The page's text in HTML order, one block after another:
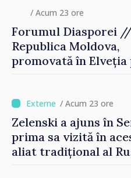
/ Acum 23 ore
Forumul Diasporei
Republica Moldova,
promovată în Elveția
/ Acum 23 ore
Zelenski a ajuns în
prima sa vizită în
aliat tradițional al